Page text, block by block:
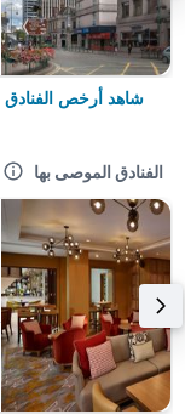
شاهد أرخص الفنادق
الفنادق الموصى بها